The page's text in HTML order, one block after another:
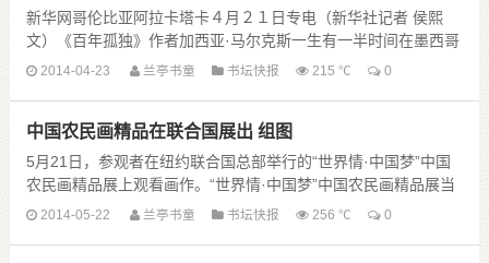
新华网哥伦比亚阿拉卡塔卡４月２１日专电（新华社记者 侯熙
文）《百年孤独》作者加西亚·马尔克斯一生有一半时间在墨西哥
度过，但却是土生土长的哥伦比亚人。２１日，在墨......
2014-04-23 兰亭书童 书坛快报 215 ℃ 0
中国农民画精品在联合国展出 组图
5月21日，参观者在纽约联合国总部举行的“世界情·中国梦”中国
农民画精品展上观看画作。“世界情·中国梦”中国农民画精品展当
天在纽约联合国总部开展，百余幅画作展示......
2014-05-22 兰亭书童 书坛快报 256 ℃ 0